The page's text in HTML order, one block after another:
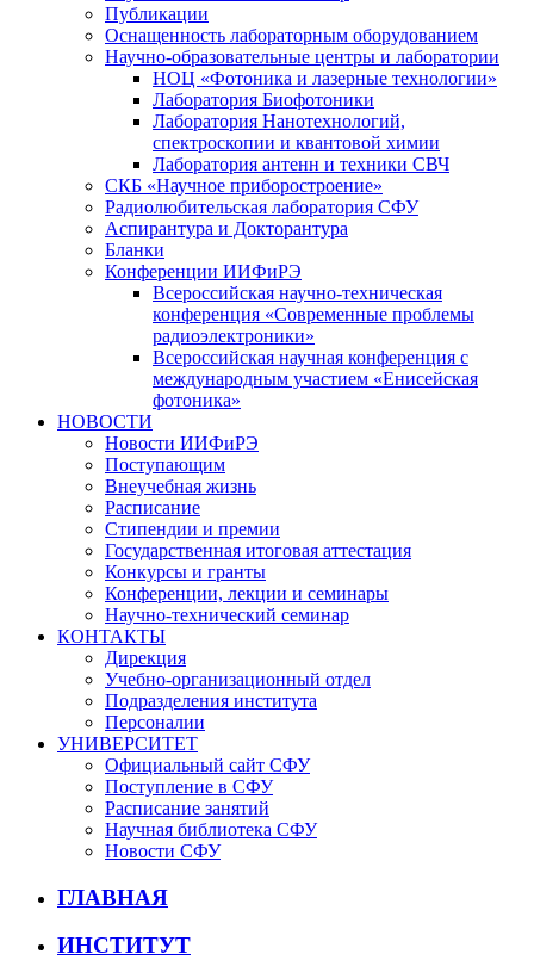
Публикации
Оснащенность лабораторным оборудованием
Научно-образовательные центры и лаборатории
НОЦ «Фотоника и лазерные технологии»
Лаборатория Биофотоники
Лаборатория Нанотехнологий,
спектроскопии и квантовой химии
Лаборатория антенн и техники СВЧ
СКБ «Научное приборостроение»
Радиолюбительская лаборатория СФУ
Аспирантура и Докторантура
Бланки
Конференции ИИФиРЭ
Всероссийская научно-техническая
конференция «Современные проблемы
радиоэлектроники»
Всероссийская научная конференция с
международным участием «Енисейская
фотоника»
НОВОСТИ
Новости ИИФиРЭ
Поступающим
Внеучебная жизнь
Расписание
Стипендии и премии
Государственная итоговая аттестация
Конкурсы и гранты
Конференции, лекции и семинары
Научно-технический семинар
КОНТАКТЫ
Дирекция
Учебно-организационный отдел
Подразделения института
Персоналии
УНИВЕРСИТЕТ
Официальный сайт СФУ
Поступление в СФУ
Расписание занятий
Научная библиотека СФУ
Новости СФУ
ГЛАВНАЯ
ИНСТИТУТ